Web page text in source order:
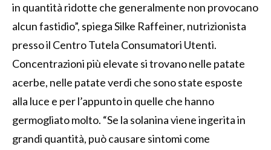
in quantità ridotte che generalmente non provocano
alcun fastidio”, spiega Silke Raffeiner, nutrizionista
presso il Centro Tutela Consumatori Utenti.
Concentrazioni più elevate si trovano nelle patate
acerbe, nelle patate verdi che sono state esposte
alla luce e per l’appunto in quelle che hanno
germogliato molto. “Se la solanina viene ingerita in
grandi quantità, può causare sintomi come